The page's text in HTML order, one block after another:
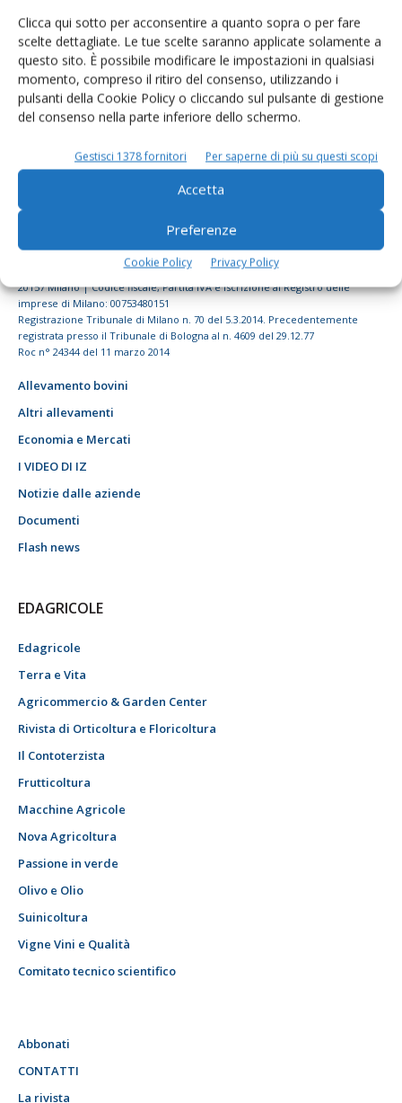
Clicca qui sotto per acconsentire a quanto sopra o per fare
scelte dettagliate. Le tue scelte saranno applicate solamente a
questo sito. È possibile modificare le impostazioni in qualsiasi
momento, compreso il ritiro del consenso, utilizzando i
pulsanti della Cookie Policy o cliccando sul pulsante di gestione
del consenso nella parte inferiore dello schermo.
Gestisci 1378 fornitori Per saperne di più su questi scopi
Accetta
Preferenze
Cookie Policy Privacy Policy
© Tecniche Nuove Spa. Tutti i diritti riservati. Sede legale Via Eritrea 21 -
20157 Milano | Codice fiscale, Partita IVA e Iscrizione al Registro delle
imprese di Milano: 00753480151
Registrazione Tribunale di Milano n. 70 del 5.3.2014. Precedentemente
registrata presso il Tribunale di Bologna al n. 4609 del 29.12.77
Roc n° 24344 del 11 marzo 2014
Allevamento bovini
Altri allevamenti
Economia e Mercati
I VIDEO DI IZ
Notizie dalle aziende
Documenti
Flash news
EDAGRICOLE
Edagricole
Terra e Vita
Agricommercio & Garden Center
Rivista di Orticoltura e Floricoltura
Il Contoterzista
Frutticoltura
Macchine Agricole
Nova Agricoltura
Passione in verde
Olivo e Olio
Suinicoltura
Vigne Vini e Qualità
Comitato tecnico scientifico
Abbonati
CONTATTI
La rivista